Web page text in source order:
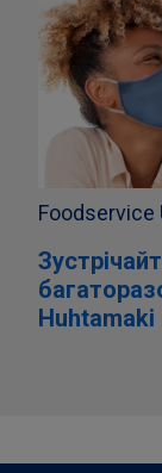
Foodservice
Huhtamaki